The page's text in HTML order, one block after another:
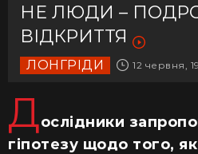
НЕ ЛЮДИ –
ВІДКРИТТЯ
ЛОНГРІДИ 12 червня,
Дослідники
гіпотезу щодо того,